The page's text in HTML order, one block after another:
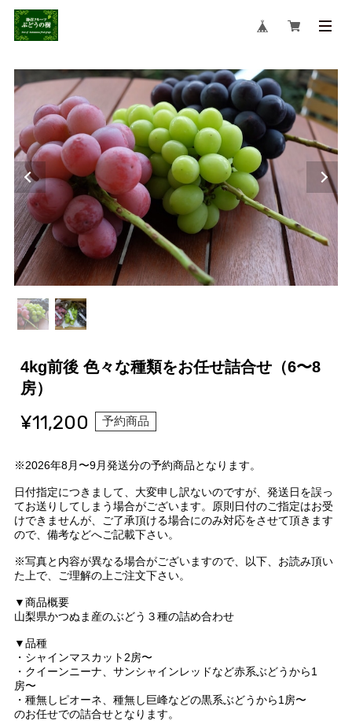
4kg前後 色々な種類をお任せ詰合せ（6〜8
房）
¥11,200 予約商品
※2026年8月〜9月発送分の予約商品となります。
日付指定につきまして、大変申し訳ないのですが、発送日を誤っ
てお送りしてしまう場合がございます。原則日付のご指定はお受
けできませんが、ご了承頂ける場合にのみ対応をさせて頂きます
ので、備考などへご記載下さい。
※写真と内容が異なる場合がございますので、以下、お読み頂い
た上で、ご理解の上ご注文下さい。
▼商品概要
山梨県かつぬま産のぶどう３種の詰め合わせ
▼品種
・シャインマスカット2房〜
・クイーンニーナ、サンシャインレッドなど赤系ぶどうから1
房〜
・種無しピオーネ、種無し巨峰などの黒系ぶどうから1房〜
のお任せでの詰合せとなります。